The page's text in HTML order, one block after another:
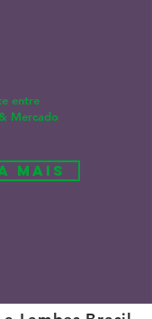
entre
Mercado
mais